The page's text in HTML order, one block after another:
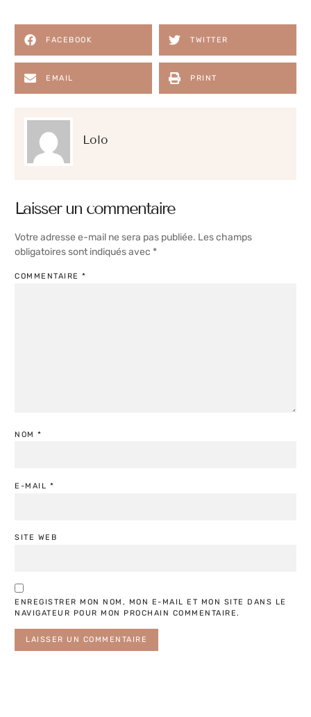
FACEBOOK TWITTER
EMAIL PRINT
Lolo
Laisser un commentaire
Votre adresse e-mail ne sera pas publiée. Les champs
obligatoires sont indiqués avec *
COMMENTAIRE *
NOM *
E-MAIL *
SITE WEB
ENREGISTRER MON NOM, MON E-MAIL ET MON SITE DANS LE
NAVIGATEUR POUR MON PROCHAIN COMMENTAIRE.